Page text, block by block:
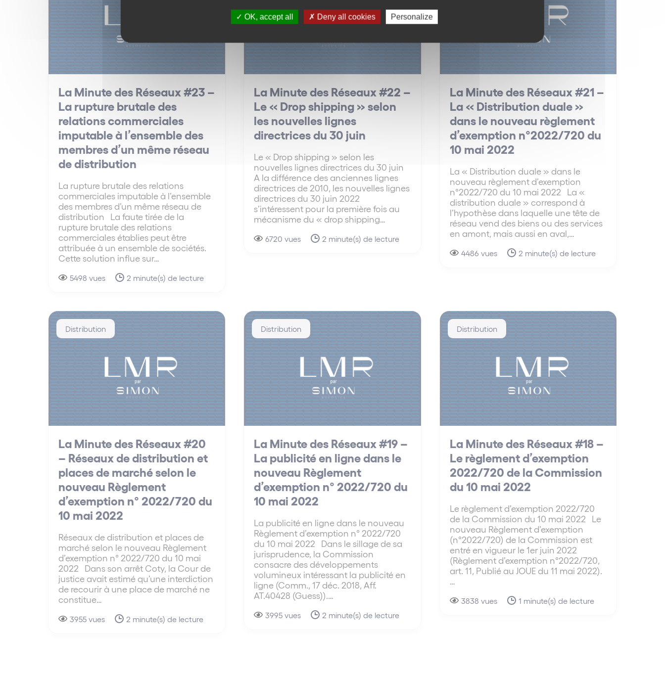
La Minute des Réseaux #23 –
La rupture brutale des
relations commerciales
imputable à l’ensemble des
membres d’un même réseau
de distribution
La rupture brutale des relations
commerciales imputable à l’ensemble
des membres d’un même réseau de
distribution La faute tirée de la
rupture brutale des relations
commerciales établies peut être
attribuée à un ensemble de sociétés.
Cette solution influe sur…
5498 vues 2 minute(s) de lecture
La Minute des Réseaux #22 –
Le « Drop shipping » selon
les nouvelles lignes
directrices du 30 juin
Le « Drop shipping » selon les
nouvelles lignes directrices du 30 juin
A la différence des anciennes lignes
directrices de 2010, les nouvelles lignes
directrices du 30 juin 2022
s’intéressent pour la première fois au
mécanisme du « drop shipping…
6720 vues 2 minute(s) de lecture
La Minute des Réseaux #21 –
La « Distribution duale »
dans le nouveau règlement
d’exemption n°2022/720 du
10 mai 2022
La « Distribution duale » dans le
nouveau règlement d’exemption
n°2022/720 du 10 mai 2022 La «
distribution duale » correspond à
l’hypothèse dans laquelle une tête de
réseau vend des biens ou des services
en amont, mais aussi en aval,…
4486 vues 2 minute(s) de lecture
Distribution
La Minute des Réseaux #20
– Réseaux de distribution et
places de marché selon le
nouveau Règlement
d’exemption n° 2022/720 du
10 mai 2022
Réseaux de distribution et places de
marché selon le nouveau Règlement
d’exemption n° 2022/720 du 10 mai
2022 Dans son arrêt Coty, la Cour de
justice avait estimé qu’une interdiction
de recourir à une place de marché ne
constitue…
3955 vues 2 minute(s) de lecture
Distribution
La Minute des Réseaux #19 –
La publicité en ligne dans le
nouveau Règlement
d’exemption n° 2022/720 du
10 mai 2022
La publicité en ligne dans le nouveau
Règlement d’exemption n° 2022/720
du 10 mai 2022 Dans le sillage de sa
jurisprudence, la Commission
consacre des développements
volumineux intéressant la publicité en
ligne (Comm., 17 déc. 2018, Aff.
AT.40428 (Guess)).…
3995 vues 2 minute(s) de lecture
Distribution
La Minute des Réseaux #18 –
Le règlement d’exemption
2022/720 de la Commission
du 10 mai 2022
Le règlement d’exemption 2022/720
de la Commission du 10 mai 2022 Le
nouveau Règlement d’exemption
(n°2022/720) de la Commission est
entré en vigueur le 1er juin 2022
(Règlement d’exemption n°2022/720,
art. 11, Publié au JOUE du 11 mai 2022).
3838 vues 1 minute(s) de lecture
OK, accept all Deny all cookies Personalize